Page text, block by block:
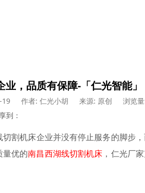
，品质有保障-「仁光智能」
19 作者: 仁光小胡 来源: 原创
浏览
到：
割机床企业并没有停止服务的脚步
量优的南昌西湖线切割机床 ，仁光厂